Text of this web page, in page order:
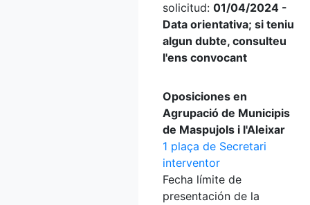
solicitud: 01/04/2024 -
Data orientativa; si teniu
algun dubte, consulteu
l'ens convocant
Oposiciones en
Agrupació de Municipis
de Maspujols i l'Aleixar
1 plaça de Secretari
interventor
Fecha límite de
presentación de la